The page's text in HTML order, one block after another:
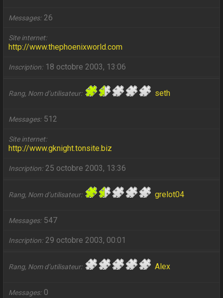
Messages 26
Site internet
http://www.thephoenixworld.com
Inscription 18 octobre 2003, 13:06
Rang, Nom d’utilisateur seth
Messages 512
Site internet
http://www.gknight.tonsite.biz
Inscription 25 octobre 2003, 13:36
Rang, Nom d’utilisateur grelot04
Messages 547
Inscription 29 octobre 2003, 00:01
Rang, Nom d’utilisateur Alex
Messages 0